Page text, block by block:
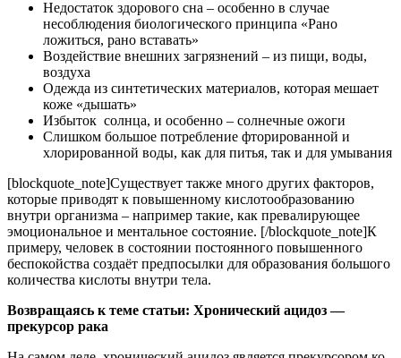
Недостаток здорового сна – особенно в случае
несоблюдения биологического принципа «Рано
ложиться, рано вставать»
Воздействие внешних загрязнений – из пищи, воды,
воздуха
Одежда из синтетических материалов, которая мешает
коже «дышать»
Избыток солнца, и особенно – солнечные ожоги
Слишком большое потребление фторированной и
хлорированной воды, как для питья, так и для умывания
[blockquote_note]Существует также много других факторов,
которые приводят к повышенному кислотообразованию
внутри организма – например такие, как превалирующее
эмоциональное и ментальное состояние. [/blockquote_note]К
примеру, человек в состоянии постоянного повышенного
беспокойства создаёт предпосылки для образования большого
количества кислоты внутри тела.
Возвращаясь к теме статьи: Хронический ацидоз —
прекурсор рака